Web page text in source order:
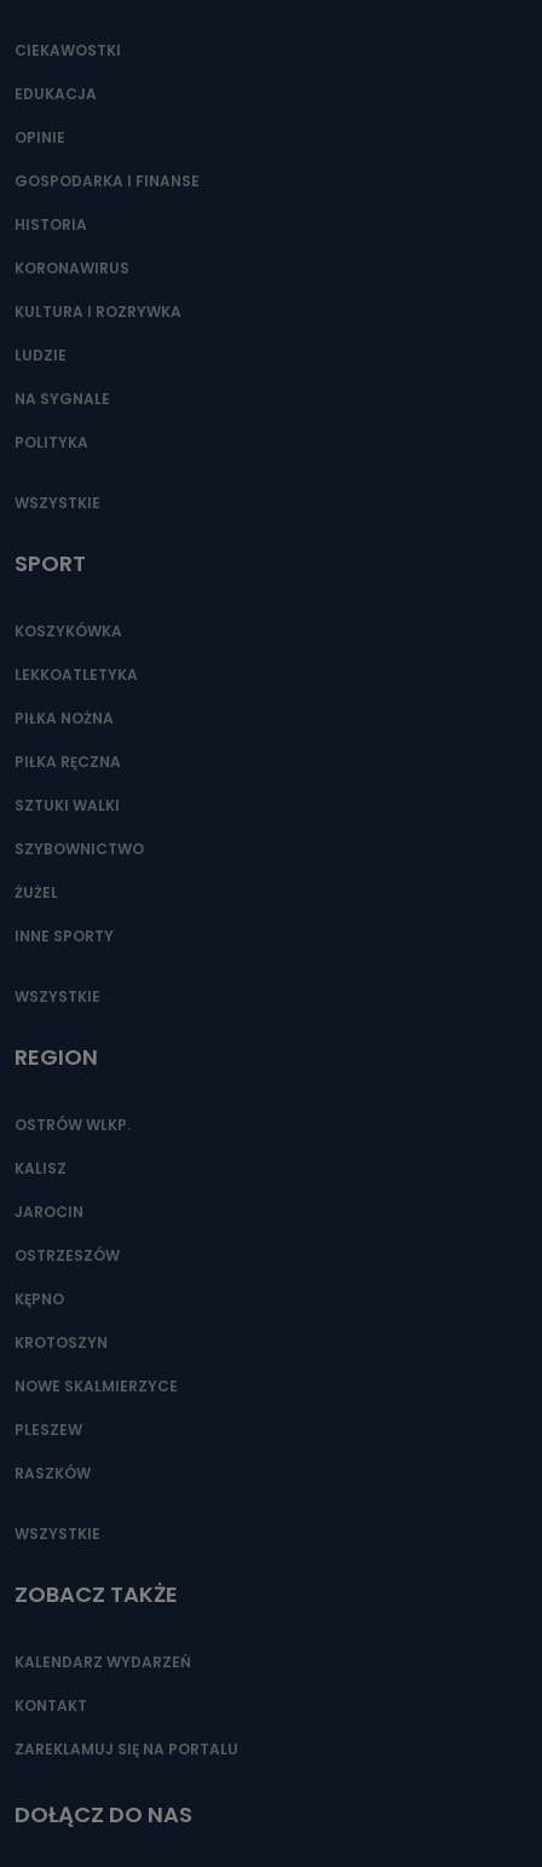
CIEKAWOSTKI
EDUKACJA
OPINIE
GOSPODARKA I FINANSE
HISTORIA
KORONAWIRUS
KULTURA I ROZRYWKA
LUDZIE
NA SYGNALE
POLITYKA
WSZYSTKIE
SPORT
KOSZYKÓWKA
LEKKOATLETYKA
PIŁKA NOŻNA
PIŁKA RĘCZNA
SZTUKI WALKI
SZYBOWNICTWO
ŻUŻEL
INNE SPORTY
WSZYSTKIE
REGION
OSTRÓW WLKP.
KALISZ
JAROCIN
OSTRZESZÓW
KĘPNO
KROTOSZYN
NOWE SKALMIERZYCE
PLESZEW
RASZKÓW
WSZYSTKIE
ZOBACZ TAKŻE
KALENDARZ WYDARZEŃ
KONTAKT
ZAREKLAMUJ SIĘ NA PORTALU
DOŁĄCZ DO NAS